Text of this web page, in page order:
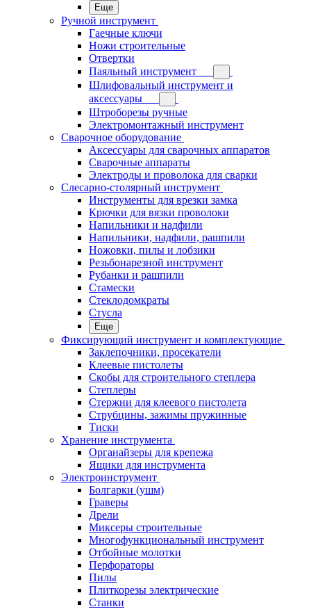
Еще
Ручной инструмент
Гаечные ключи
Ножи строительные
Отвертки
Паяльный инструмент
Шлифовальный инструмент и
аксессуары
Штроборезы ручные
Электромонтажный инструмент
Сварочное оборудование
Аксессуары для сварочных аппаратов
Сварочные аппараты
Электроды и проволока для сварки
Слесарно-столярный инструмент
Инструменты для врезки замка
Крючки для вязки проволоки
Напильники и надфили
Напильники, надфили, рашпили
Ножовки, пилы и лобзики
Резьбонарезной инструмент
Рубанки и рашпили
Стамески
Стеклодомкраты
Стусла
Еще
Фиксирующий инструмент и комплектующие
Заклепочники, просекатели
Клеевые пистолеты
Скобы для строительного степлера
Степлеры
Стержни для клеевого пистолета
Струбцины, зажимы пружинные
Тиски
Хранение инструмента
Органайзеры для крепежа
Ящики для инструмента
Электроинструмент
Болгарки (ушм)
Граверы
Дрели
Миксеры строительные
Многофункциональный инструмент
Отбойные молотки
Перфораторы
Пилы
Плиткорезы электрические
Станки